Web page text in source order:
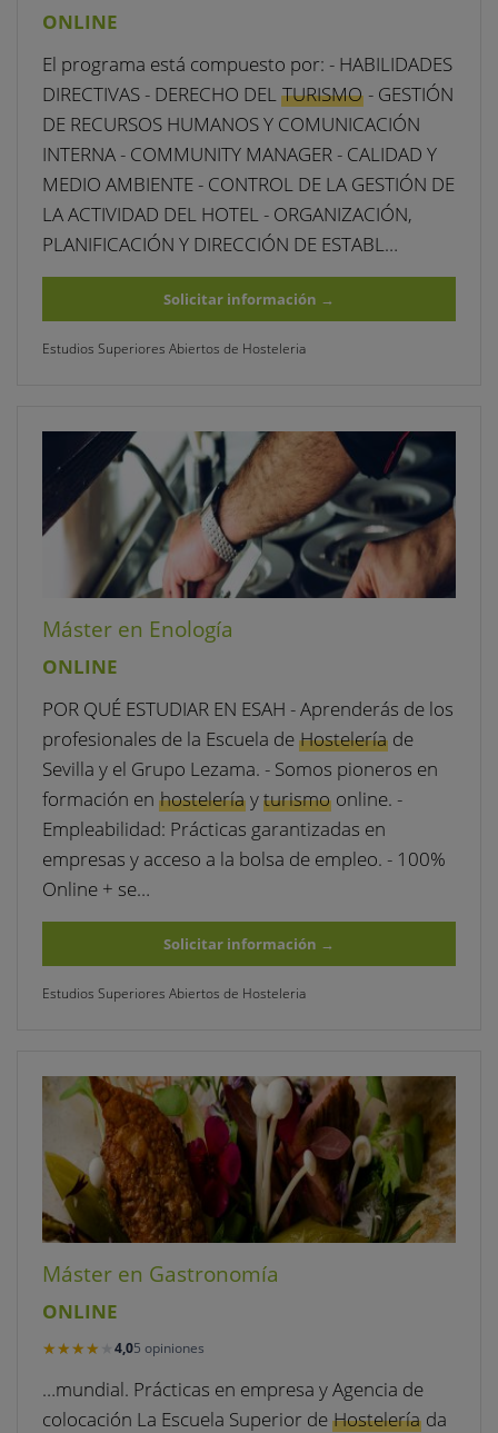
ONLINE
El programa está compuesto por: - HABILIDADES
DIRECTIVAS - DERECHO DEL TURISMO- GESTIÓN
DE RECURSOS HUMANOS Y COMUNICACIÓN
INTERNA - COMMUNITY MANAGER - CALIDAD Y
MEDIO AMBIENTE - CONTROL DE LA GESTIÓN DE
LA ACTIVIDAD DEL HOTEL - ORGANIZACIÓN,
PLANIFICACIÓN Y DIRECCIÓN DE ESTABL…
Solicitar información →
Estudios Superiores Abiertos de Hosteleria
Máster en Enología
ONLINE
POR QUÉ ESTUDIAR EN ESAH - Aprenderás de los
profesionales de la Escuela de Hosteleríade
Sevilla y el Grupo Lezama. - Somos pioneros en
formación en hosteleríayturismo online. -
Empleabilidad: Prácticas garantizadas en
empresas y acceso a la bolsa de empleo. - 100%
Online + se…
Solicitar información →
Estudios Superiores Abiertos de Hosteleria
Máster en Gastronomía
ONLINE
★★★★★
★★★★★ 4,05 opiniones
…mundial. Prácticas en empresa y Agencia de
colocación La Escuela Superior de Hosteleríada